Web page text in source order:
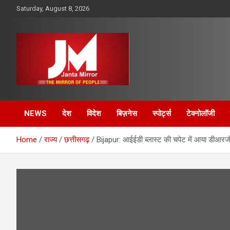
Saturday, August 8, 2026
Janta Mirror
NEWS देश विदेश बिज़नेस स्पोर्ट्स टेक्नोलॉजी
Home राज्य छत्तीसगढ़ Bijapur: आईईडी ब्लास्ट की चपेट में आया